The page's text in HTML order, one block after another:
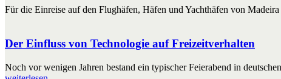
Für die Einreise auf den Flughäfen, Häfen und Yachthäfen von
Der Einfluss von Technologie auf Freizeitverhalten
Noch vor wenigen Jahren bestand ein typischer Feierabend in